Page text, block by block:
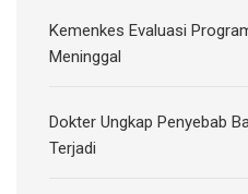
Kemenkes Evaluasi
Meninggal
Dokter Ungkap Penyebab
Terjadi